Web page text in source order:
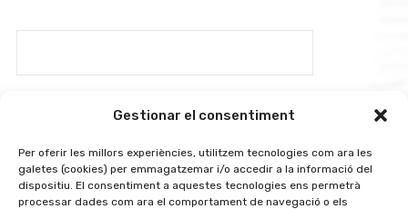
Gestionar el consentiment
Per oferir les millors experiències, utilitzem tecnologies com ara les
galetes (cookies) per emmagatzemar i/o accedir a la informació del
dispositiu. El consentiment a aquestes tecnologies ens permetrà
processar dades com ara el comportament de navegació o els
Avís legal i política de privadesa/Política de cookies